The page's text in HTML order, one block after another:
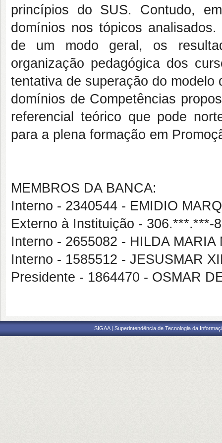
princípios do SUS. Contudo,
domínios nos tópicos
de um modo geral, os
organização pedagógica dos
tentativa de superação do
domínios de Competências
referencial teórico que pode
para a plena formação em
MEMBROS DA BANCA:
Interno - 2340544 - EMIDIO
Externo à Instituição - 306.***.***-
Interno - 2655082 - HILDA
Interno - 1585512 - JESUSMAR
Presidente - 1864470 - OSMAR
SIGAA | Superintendência de Tecnologia da